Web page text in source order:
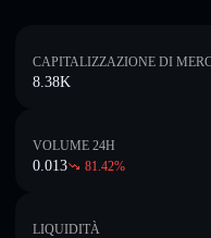
CAPITALIZZAZIONE DI
8.38K
VOLUME 24H
0.013 81.42%
LIQUIDITÀ